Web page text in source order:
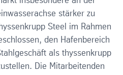
stärker zu
Steel im Rahmen
den Hafenbereich
als thyssenkrupp
Die Mitarbeitenden